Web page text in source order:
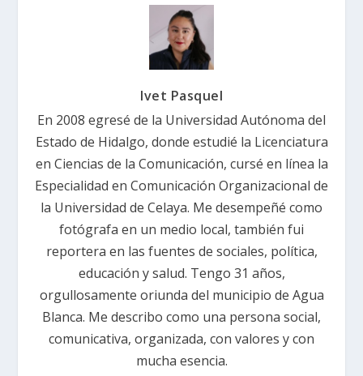
Ivet Pasquel
En 2008 egresé de la Universidad Autónoma del
Estado de Hidalgo, donde estudié la Licenciatura
en Ciencias de la Comunicación, cursé en línea la
Especialidad en Comunicación Organizacional de
la Universidad de Celaya. Me desempeñé como
fotógrafa en un medio local, también fui
reportera en las fuentes de sociales, política,
educación y salud. Tengo 31 años,
orgullosamente oriunda del municipio de Agua
Blanca. Me describo como una persona social,
comunicativa, organizada, con valores y con
mucha esencia.